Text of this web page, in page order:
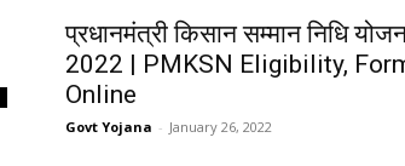
प्रधानमंत्री किसान सम्मान निधि
2022 | PMKSN Eligibility,
Online
Govt Yojana - January 26, 2022